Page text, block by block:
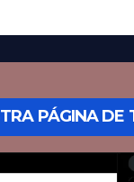
PÁGINA DE